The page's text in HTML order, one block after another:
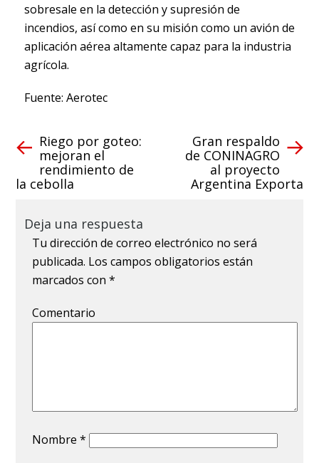
sobresale en la detección y supresión de
incendios, así como en su misión como un avión de
aplicación aérea altamente capaz para la industria
agrícola.
Fuente: Aerotec
Riego por goteo:
mejoran el
rendimiento de
la cebolla
Gran respaldo
de CONINAGRO
al proyecto
Argentina Exporta
Deja una respuesta
Tu dirección de correo electrónico no será
publicada. Los campos obligatorios están
marcados con*
Comentario
Nombre*